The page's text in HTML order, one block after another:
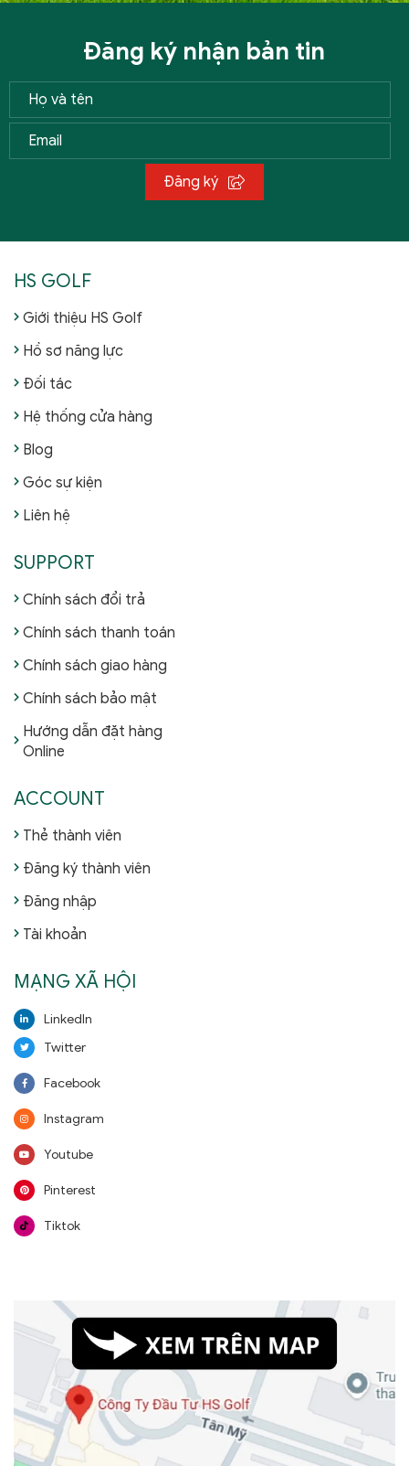
Đăng ký nhận bản tin
Đăng ký
HS GOLF
Giới thiệu HS Golf
Hồ sơ năng lực
Đối tác
Hệ thống cửa hàng
Blog
Góc sự kiện
Liên hệ
SUPPORT
Chính sách đổi trả
Chính sách thanh toán
Chính sách giao hàng
Chính sách bảo mật
Hướng dẫn đặt hàng
Online
ACCOUNT
Thẻ thành viên
Đăng ký thành viên
Đăng nhập
Tài khoản
MẠNG XÃ HỘI
LinkedIn
Twitter
Facebook
Instagram
Youtube
Pinterest
Tiktok